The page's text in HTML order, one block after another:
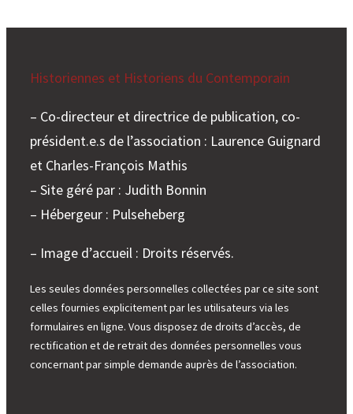
Historiennes et Historiens du Contemporain
– Co-directeur et directrice de publication, co-
président.e.s de l’association : Laurence Guignard
et Charles-François Mathis
– Site géré par : Judith Bonnin
– Hébergeur : Pulseheberg
– Image d’accueil : Droits réservés.
Les seules données personnelles collectées par ce site sont
celles fournies explicitement par les utilisateurs via les
formulaires en ligne. Vous disposez de droits d’accès, de
rectification et de retrait des données personnelles vous
concernant par simple demande auprès de l’association.